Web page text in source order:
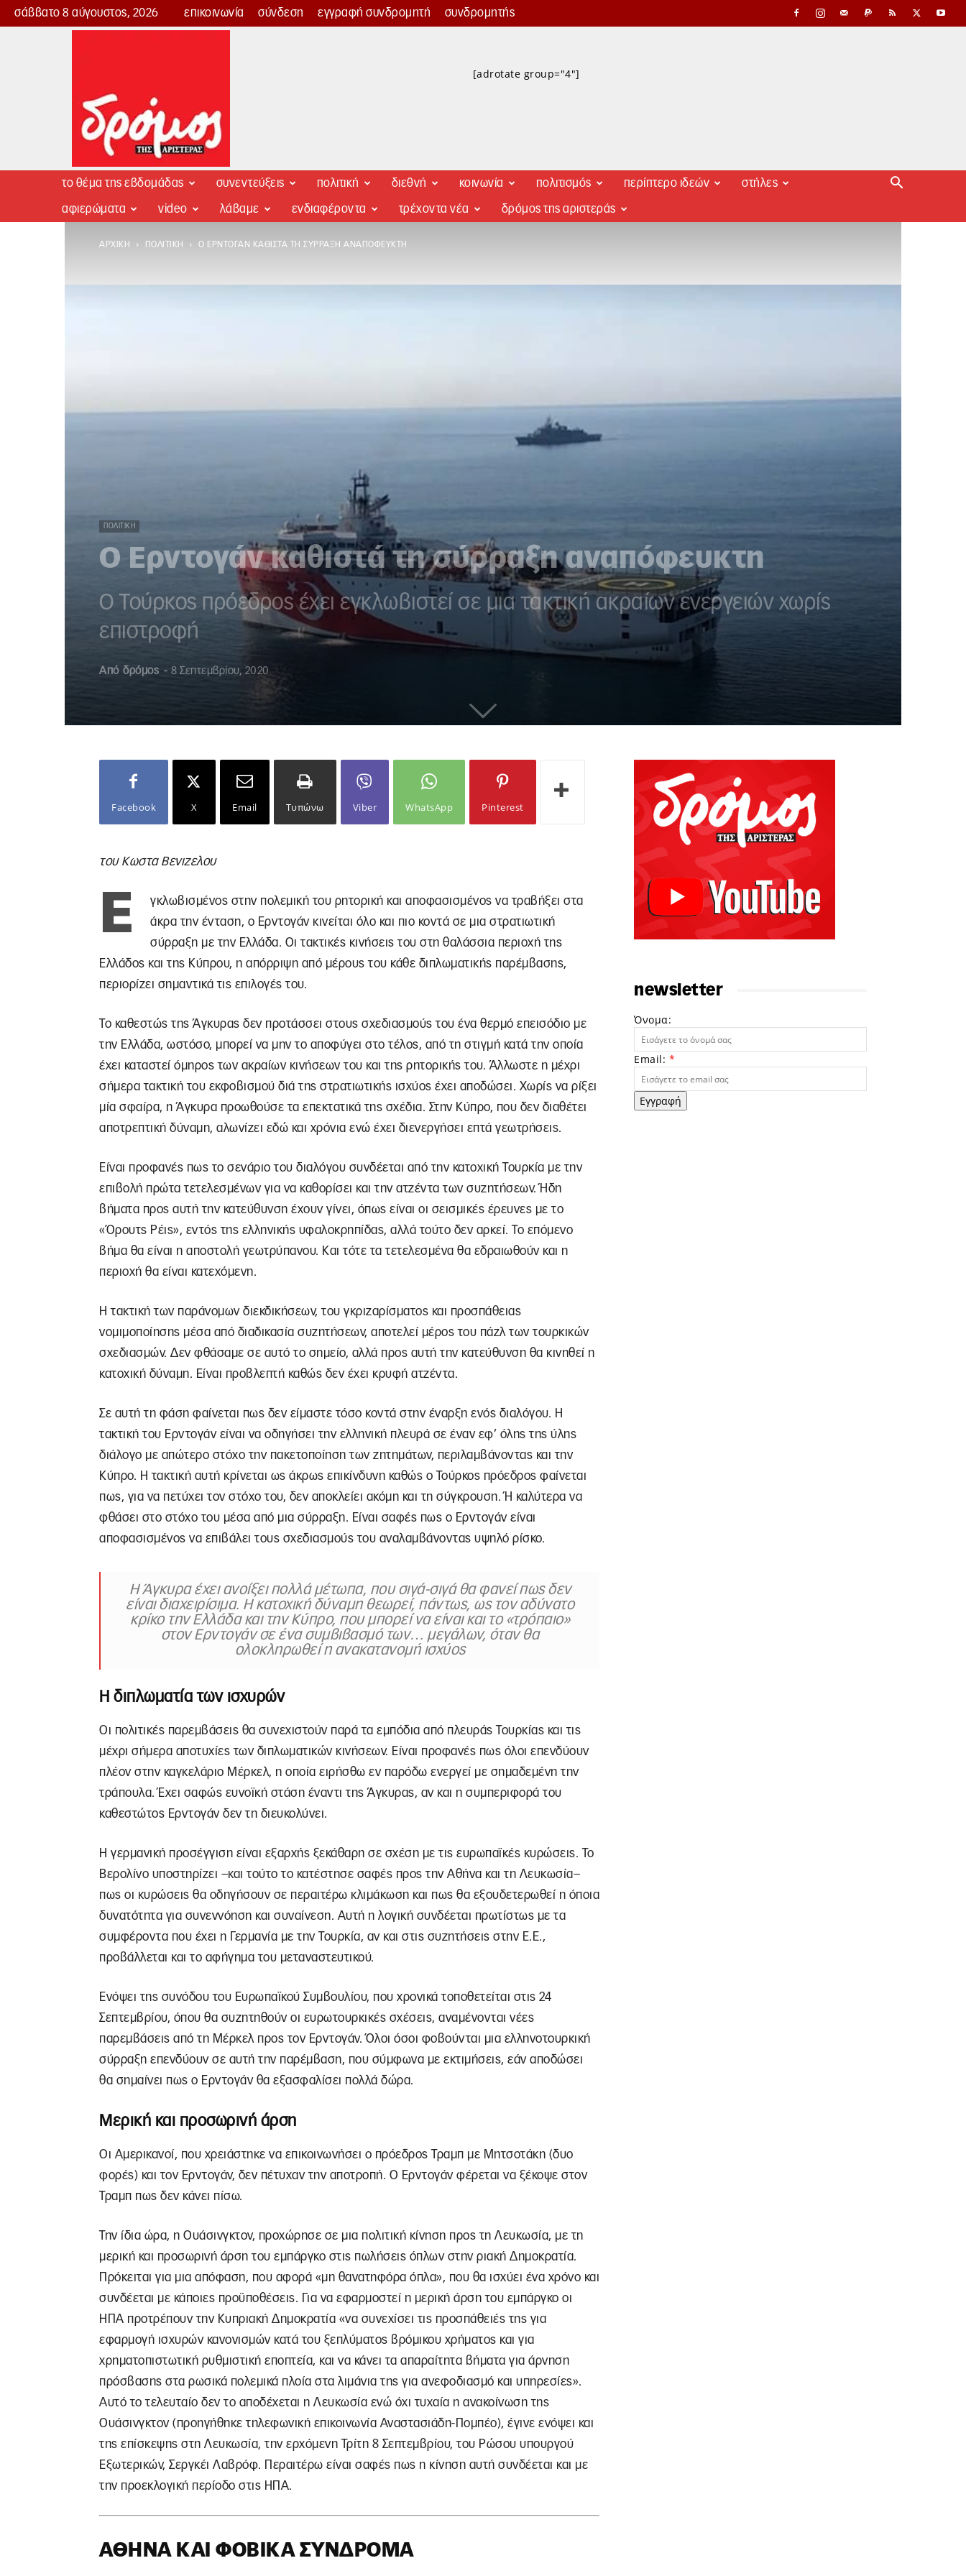
σάββατο 8 αύγουστος, 2026 επικοινωνία σύνδεση εγγραφή συνδρομητή συνδρομητής
Δρόμος
[adrotate group="4"]
το θέμα της εβδομάδας συνεντεύξεις πολιτική διεθνή κοινωνία πολιτισμός περίπτερο ιδεών στήλες
αφιερώματα video λάβαμε ενδιαφέροντα τρέχοντα νέα δρόμος της αριστεράς
ΑΡΧΙΚΉ ΠΟΛΙΤΙΚΉ Ο ΕΡΝΤΟΓΆΝ ΚΑΘΙΣΤΆ ΤΗ ΣΎΡΡΑΞΗ ΑΝΑΠΌΦΕΥΚΤΗ
ΠΟΛΙΤΙΚΉ
Ο Ερντογάν καθιστά τη σύρραξη αναπόφευκτη
Ο Τούρκος πρόεδρος έχει εγκλωβιστεί σε μια τακτική ακραίων ενεργειών χωρίς
επιστροφή
Από δρόμος - 8 Σεπτεμβρίου, 2020
Facebook X Email Τυπώνω Viber WhatsApp Pinterest
του Κωστα Βενιζελου
Ε
γκλωβισμένος στην πολεμική του ρητορική και αποφασισμένος να τραβήξει στα
άκρα την ένταση, ο Ερντογάν κινείται όλο και πιο κοντά σε μια στρατιωτική
σύρραξη με την Ελλάδα. Οι τακτικές κινήσεις του στη θαλάσσια περιοχή της
Ελλάδος και της Κύπρου, η απόρριψη από μέρους του κάθε διπλωματικής παρέμβασης,
περιορίζει σημαντικά τις επιλογές του.
Το καθεστώς της Άγκυρας δεν προτάσσει στους σχεδιασμούς του ένα θερμό επεισόδιο με
την Ελλάδα, ωστόσο, μπορεί να μην το αποφύγει στο τέλος, από τη στιγμή κατά την οποία
έχει καταστεί όμηρος των ακραίων κινήσεων του και της ρητορικής του. Άλλωστε η μέχρι
σήμερα τακτική του εκφοβισμού διά της στρατιωτικής ισχύος έχει αποδώσει. Χωρίς να ρίξει
μία σφαίρα, η Άγκυρα προωθούσε τα επεκτατικά της σχέδια. Στην Κύπρο, που δεν διαθέτει
αποτρεπτική δύναμη, αλωνίζει εδώ και χρόνια ενώ έχει διενεργήσει επτά γεωτρήσεις.
Είναι προφανές πως το σενάριο του διαλόγου συνδέεται από την κατοχική Τουρκία με την
επιβολή πρώτα τετελεσμένων για να καθορίσει και την ατζέντα των συζητήσεων. Ήδη
βήματα προς αυτή την κατεύθυνση έχουν γίνει, όπως είναι οι σεισμικές έρευνες με το
«Όρουτς Ρέις», εντός της ελληνικής υφαλοκρηπίδας, αλλά τούτο δεν αρκεί. Το επόμενο
βήμα θα είναι η αποστολή γεωτρύπανου. Και τότε τα τετελεσμένα θα εδραιωθούν και η
περιοχή θα είναι κατεχόμενη.
Η τακτική των παράνομων διεκδικήσεων, του γκριζαρίσματος και προσπάθειας
νομιμοποίησης μέσα από διαδικασία συζητήσεων, αποτελεί μέρος του πάζλ των τουρκικών
σχεδιασμών. Δεν φθάσαμε σε αυτό το σημείο, αλλά προς αυτή την κατεύθυνση θα κινηθεί η
κατοχική δύναμη. Είναι προβλεπτή καθώς δεν έχει κρυφή ατζέντα.
Σε αυτή τη φάση φαίνεται πως δεν είμαστε τόσο κοντά στην έναρξη ενός διαλόγου. Η
τακτική του Ερντογάν είναι να οδηγήσει την ελληνική πλευρά σε έναν εφ’ όλης της ύλης
διάλογο με απώτερο στόχο την πακετοποίηση των ζητημάτων, περιλαμβάνοντας και την
Κύπρο. Η τακτική αυτή κρίνεται ως άκρως επικίνδυνη καθώς ο Τούρκος πρόεδρος φαίνεται
πως, για να πετύχει τον στόχο του, δεν αποκλείει ακόμη και τη σύγκρουση. Ή καλύτερα να
φθάσει στο στόχο του μέσα από μια σύρραξη. Είναι σαφές πως ο Ερντογάν είναι
αποφασισμένος να επιβάλει τους σχεδιασμούς του αναλαμβάνοντας υψηλό ρίσκο.
Η Άγκυρα έχει ανοίξει πολλά μέτωπα, που σιγά-σιγά θα φανεί πως δεν
είναι διαχειρίσιμα. Η κατοχική δύναμη θεωρεί, πάντως, ως τον αδύνατο
κρίκο την Ελλάδα και την Κύπρο, που μπορεί να είναι και το «τρόπαιο»
στον Ερντογάν σε ένα συμβιβασμό των… μεγάλων, όταν θα
ολοκληρωθεί η ανακατανομή ισχύος
Η διπλωματία των ισχυρών
Οι πολιτικές παρεμβάσεις θα συνεχιστούν παρά τα εμπόδια από πλευράς Τουρκίας και τις
μέχρι σήμερα αποτυχίες των διπλωματικών κινήσεων. Είναι προφανές πως όλοι επενδύουν
πλέον στην καγκελάριο Μέρκελ, η οποία ειρήσθω εν παρόδω ενεργεί με σημαδεμένη την
τράπουλα. Έχει σαφώς ευνοϊκή στάση έναντι της Άγκυρας, αν και η συμπεριφορά του
καθεστώτος Ερντογάν δεν τη διευκολύνει.
Η γερμανική προσέγγιση είναι εξαρχής ξεκάθαρη σε σχέση με τις ευρωπαϊκές κυρώσεις. Το
Βερολίνο υποστηρίζει –και τούτο το κατέστησε σαφές προς την Αθήνα και τη Λευκωσία–
πως οι κυρώσεις θα οδηγήσουν σε περαιτέρω κλιμάκωση και πως θα εξουδετερωθεί η όποια
δυνατότητα για συνεννόηση και συναίνεση. Αυτή η λογική συνδέεται πρωτίστως με τα
συμφέροντα που έχει η Γερμανία με την Τουρκία, αν και στις συζητήσεις στην Ε.Ε.,
προβάλλεται και το αφήγημα του μεταναστευτικού.
Ενόψει της συνόδου του Ευρωπαϊκού Συμβουλίου, που χρονικά τοποθετείται στις 24
Σεπτεμβρίου, όπου θα συζητηθούν οι ευρωτουρκικές σχέσεις, αναμένονται νέες
παρεμβάσεις από τη Μέρκελ προς τον Ερντογάν. Όλοι όσοι φοβούνται μια ελληνοτουρκική
σύρραξη επενδύουν σε αυτή την παρέμβαση, που σύμφωνα με εκτιμήσεις, εάν αποδώσει
θα σημαίνει πως ο Ερντογάν θα εξασφαλίσει πολλά δώρα.
Μερική και προσωρινή άρση
Οι Αμερικανοί, που χρειάστηκε να επικοινωνήσει ο πρόεδρος Τραμπ με Μητσοτάκη (δυο
φορές) και τον Ερντογάν, δεν πέτυχαν την αποτροπή. Ο Ερντογάν φέρεται να ξέκοψε στον
Τραμπ πως δεν κάνει πίσω.
Την ίδια ώρα, η Ουάσινγκτον, προχώρησε σε μια πολιτική κίνηση προς τη Λευκωσία, με τη
μερική και προσωρινή άρση του εμπάργκο στις πωλήσεις όπλων στην ριακή Δημοκρατία.
Πρόκειται για μια απόφαση, που αφορά «μη θανατηφόρα όπλα», που θα ισχύει ένα χρόνο και
συνδέεται με κάποιες προϋποθέσεις. Για να εφαρμοστεί η μερική άρση του εμπάργκο οι
ΗΠΑ προτρέπουν την Κυπριακή Δημοκρατία «να συνεχίσει τις προσπάθειές της για
εφαρμογή ισχυρών κανονισμών κατά του ξεπλύματος βρόμικου χρήματος και για
χρηματοπιστωτική ρυθμιστική εποπτεία, και να κάνει τα απαραίτητα βήματα για άρνηση
πρόσβασης στα ρωσικά πολεμικά πλοία στα λιμάνια της για ανεφοδιασμό και υπηρεσίες».
Αυτό το τελευταίο δεν το αποδέχεται η Λευκωσία ενώ όχι τυχαία η ανακοίνωση της
Ουάσινγκτον (προηγήθηκε τηλεφωνική επικοινωνία Αναστασιάδη-Πομπέο), έγινε ενόψει και
της επίσκεψης στη Λευκωσία, την ερχόμενη Τρίτη 8 Σεπτεμβρίου, του Ρώσου υπουργού
Εξωτερικών, Σεργκέι Λαβρόφ. Περαιτέρω είναι σαφές πως η κίνηση αυτή συνδέεται και με
την προεκλογική περίοδο στις ΗΠΑ.
ΑΘΉΝΑ ΚΑΙ ΦΟΒΙΚΆ ΣΎΝΔΡΟΜΑ
newsletter
Όνομα:
Email: *
Εγγραφή